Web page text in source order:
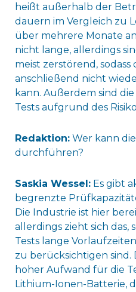
heißt außerhalb der
dauern im Vergleich zu
über mehrere Monate
nicht lange, allerdings
meist zerstörend,
anschließend nicht
kann. Außerdem sind
Tests aufgrund des
Redaktion:Wer kann
durchführen?
Saskia Wessel:Es gibt
begrenzte
Die Industrie ist hier
allerdings zieht sich das,
Tests lange
zu berücksichtigen sind.
hoher Aufwand für die
Lithium-Ionen-Batterie,